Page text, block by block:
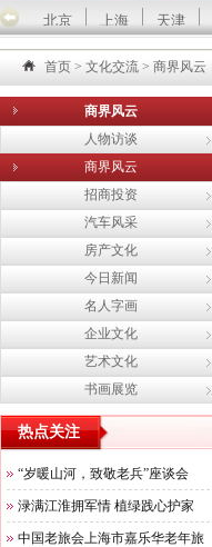
北京 上海 天津
首页 > 文化交流 > 商界风云
商界风云
人物访谈
商界风云
招商投资
汽车风采
房产文化
今日新闻
名人字画
企业文化
艺术文化
书画展览
热点关注
“岁暖山河，致敬老兵”座谈会
渌满江淮拥军情 植绿践心护家
中国老旅会上海市嘉乐华老年旅